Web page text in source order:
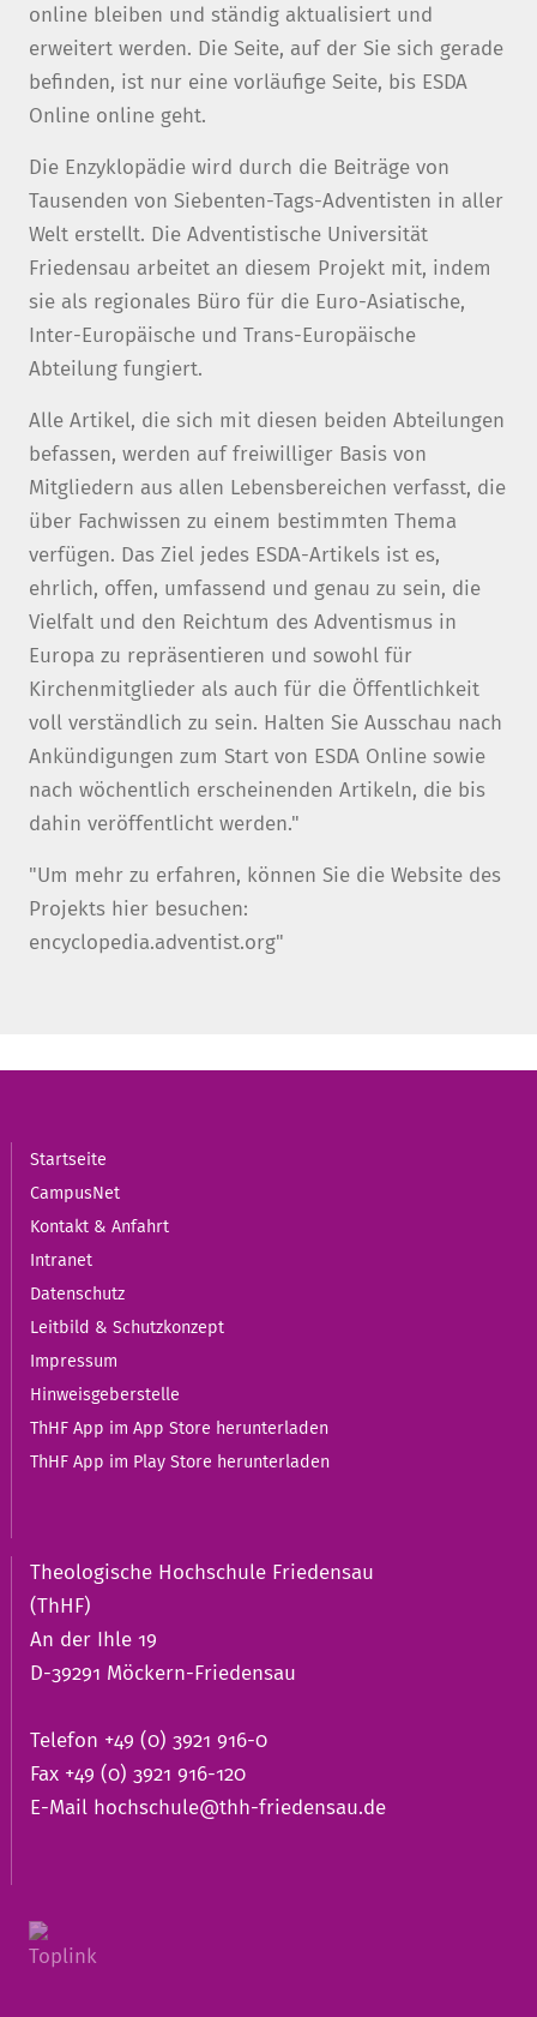
online bleiben und ständig aktualisiert und
erweitert werden. Die Seite, auf der Sie sich gerade
befinden, ist nur eine vorläufige Seite, bis ESDA
Online online geht.
Die Enzyklopädie wird durch die Beiträge von
Tausenden von Siebenten-Tags-Adventisten in aller
Welt erstellt. Die Adventistische Universität
Friedensau arbeitet an diesem Projekt mit, indem
sie als regionales Büro für die Euro-Asiatische,
Inter-Europäische und Trans-Europäische
Abteilung fungiert.
Alle Artikel, die sich mit diesen beiden Abteilungen
befassen, werden auf freiwilliger Basis von
Mitgliedern aus allen Lebensbereichen verfasst, die
über Fachwissen zu einem bestimmten Thema
verfügen. Das Ziel jedes ESDA-Artikels ist es,
ehrlich, offen, umfassend und genau zu sein, die
Vielfalt und den Reichtum des Adventismus in
Europa zu repräsentieren und sowohl für
Kirchenmitglieder als auch für die Öffentlichkeit
voll verständlich zu sein. Halten Sie Ausschau nach
Ankündigungen zum Start von ESDA Online sowie
nach wöchentlich erscheinenden Artikeln, die bis
dahin veröffentlicht werden."
"Um mehr zu erfahren, können Sie die Website des
Projekts hier besuchen:
encyclopedia.adventist.org"
Startseite
CampusNet
Kontakt & Anfahrt
Intranet
Datenschutz
Leitbild & Schutzkonzept
Impressum
Hinweisgeberstelle
ThHF App im App Store herunterladen
ThHF App im Play Store herunterladen
Theologische Hochschule Friedensau
(ThHF)
An der Ihle 19
D-39291 Möckern-Friedensau
Telefon +49 (0) 3921 916-0
Fax +49 (0) 3921 916-120
E-Mail hochschule@thh-friedensau.de